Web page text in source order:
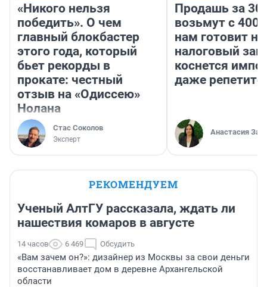
«Никого нельзя
победить». О чем
главный блокбастер
этого года, который
бьет рекорды в
прокате: честный
отзыв на «Одиссею»
Нолана
Стас Соколов
Эксперт
Продашь за
возьмут с
нам готовит
налоговый
коснется
даже
Анастасия
РЕКОМЕНДУЕМ
Ученый АлтГУ рассказала, ждать ли
нашествия комаров в августе
14 часов 6 469 Обсудить
«Вам зачем он?»: дизайнер из Москвы за свои деньги
восстанавливает дом в деревне Архангельской
области